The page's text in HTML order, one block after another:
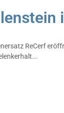
ReCerf